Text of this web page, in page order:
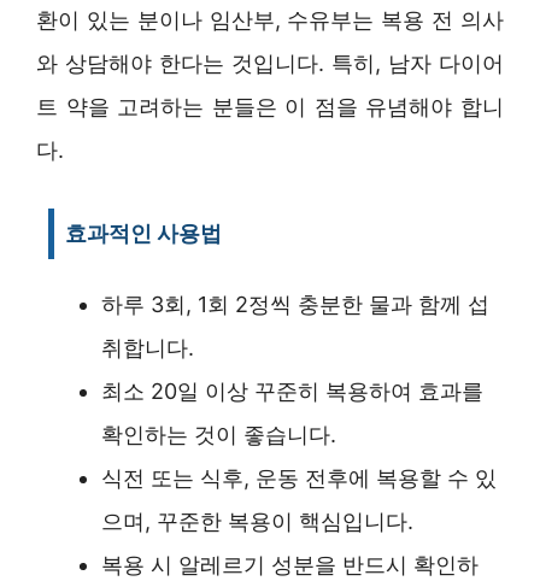
환이 있는 분이나 임산부, 수유부는 복용 전 의사
와 상담해야 한다는 것입니다. 특히, 남자 다이어
트 약을 고려하는 분들은 이 점을 유념해야 합니
다.
효과적인 사용법
하루 3회, 1회 2정씩 충분한 물과 함께 섭
취합니다.
최소 20일 이상 꾸준히 복용하여 효과를
확인하는 것이 좋습니다.
식전 또는 식후, 운동 전후에 복용할 수 있
으며, 꾸준한 복용이 핵심입니다.
복용 시 알레르기 성분을 반드시 확인하